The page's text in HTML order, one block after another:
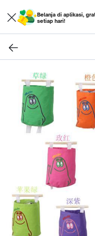
Belanja di aplikasi,
setiap hari!